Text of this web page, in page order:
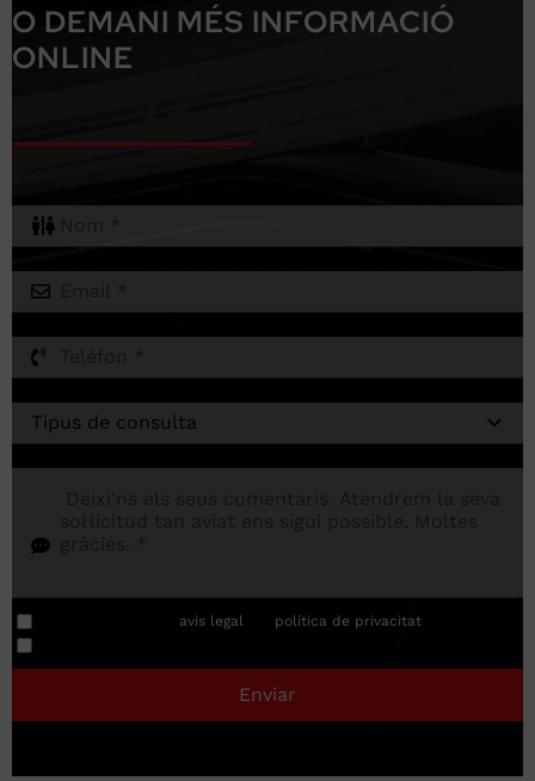
O DEMANI MÉS INFORMACIÓ
ONLINE
avis legalí la política de privacitat.
Enviar